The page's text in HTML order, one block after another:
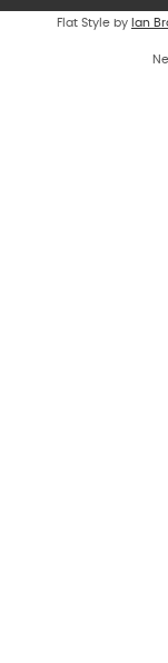
Flat Style by Ian